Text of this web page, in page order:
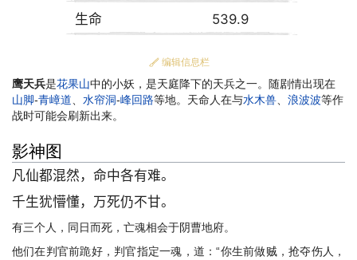
生命 539.9
编辑信息栏
鹰天兵是花果山中的小妖，是天庭降下的天兵之一。随剧情出现在
山脚-青嶂道 水帘洞-峰回路等地。天命人在与水木兽 浪波波等作
战时可能会刷新出来。
影神图
凡仙都混然，命中各有难。
千生犹懵懂，万死仍不甘。
有三个人，同日而死，亡魂相会于阴曹地府。
他们在判官前跪好，判官指定一魂，道：“你生前做贼，抢夺伤人，